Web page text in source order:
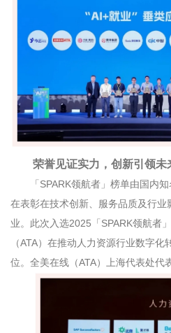
荣誉见证实力，创新引领未
「SPARK领航者」榜单由国内
在表彰在技术创新、服务品质及行
业。此次入选2025 「SPARK领航者
（ATA）在推动人力资源行业数字化
位。全美在线（ATA）上海代表处代